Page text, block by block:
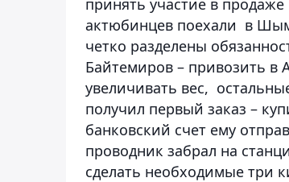
актюбинцев поехали в
четко разделены
Байтемиров – привозить в
увеличивать вес,
получил первый заказ –
банковский счет ему
проводник забрал на
сделать необходимые три